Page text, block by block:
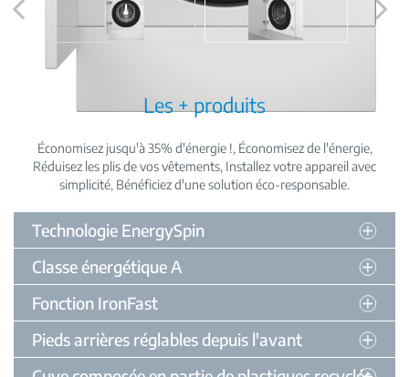
Les + produits
Économisez jusqu'à 35% d'énergie ! Économisez de l'énergie
Réduisez les plis de vos vêtements Installez votre appareil avec
simplicité Bénéficiez d'une solution éco-responsable
Technologie EnergySpin
Classe énergétique A
Fonction IronFast
Pieds arrières réglables depuis l'avant